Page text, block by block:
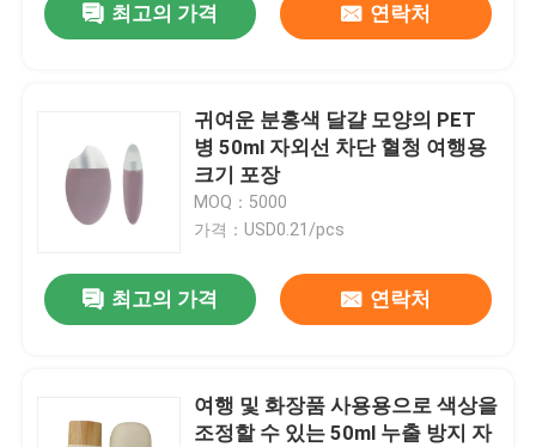
최고의 가격 연락처
귀여운 분홍색 달걀 모양의 PET
병 50ml 자외선 차단 혈청 여행용
크기 포장
MOQ：5000
가격：USD0.21/pcs
최고의 가격 연락처
여행 및 화장품 사용용으로 색상을
조정할 수 있는 50ml 누출 방지 자